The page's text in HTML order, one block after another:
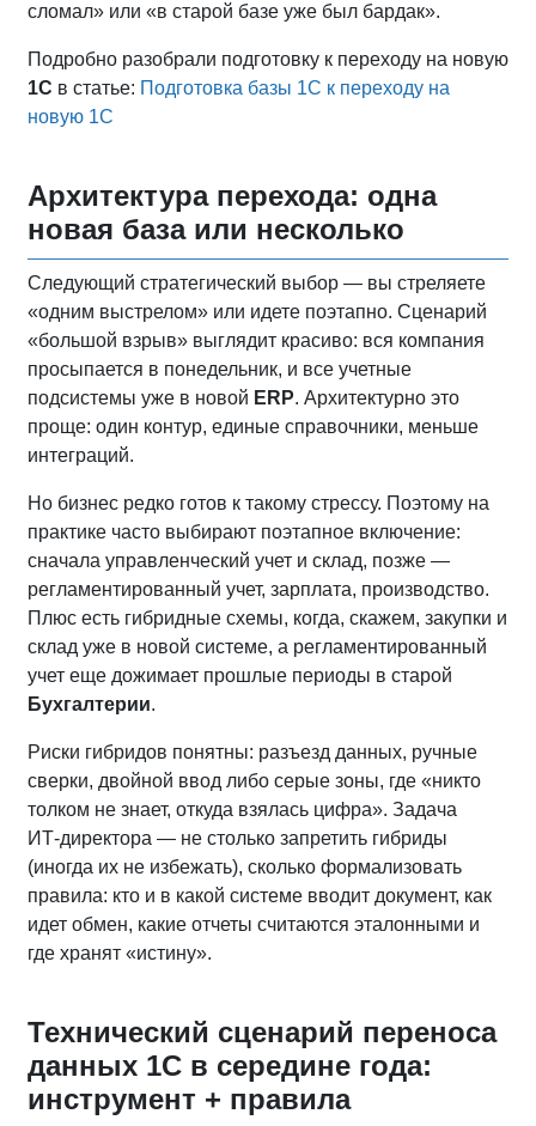
сломал» или «в старой базе уже был бардак».
Подробно разобрали подготовку к переходу на новую
1С в статье: Подготовка базы 1С к переходу на
новую 1С
Архитектура перехода: одна
новая база или несколько
Следующий стратегический выбор — вы стреляете
«одним выстрелом» или идете поэтапно. Сценарий
«большой взрыв» выглядит красиво: вся компания
просыпается в понедельник, и все учетные
подсистемы уже в новой ERP. Архитектурно это
проще: один контур, единые справочники, меньше
интеграций.
Но бизнес редко готов к такому стрессу. Поэтому на
практике часто выбирают поэтапное включение:
сначала управленческий учет и склад, позже —
регламентированный учет, зарплата, производство.
Плюс есть гибридные схемы, когда, скажем, закупки и
склад уже в новой системе, а регламентированный
учет еще дожимает прошлые периоды в старой
Бухгалтерии.
Риски гибридов понятны: разъезд данных, ручные
сверки, двойной ввод либо серые зоны, где «никто
толком не знает, откуда взялась цифра». Задача
ИТ‑директора — не столько запретить гибриды
(иногда их не избежать), сколько формализовать
правила: кто и в какой системе вводит документ, как
идет обмен, какие отчеты считаются эталонными и
где хранят «истину».
Технический сценарий переноса
данных 1С в середине года:
инструмент + правила